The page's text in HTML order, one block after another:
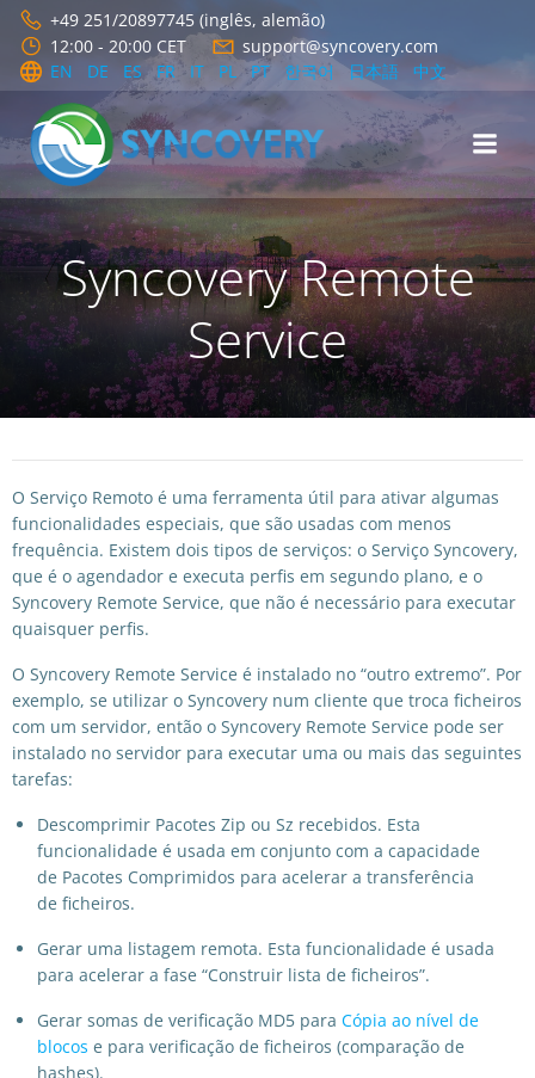
Skip
content
+49 251/20897745 (inglês, alemão)
12:00 - 20:00 CET
support@syncovery.com
EN
DE ES FR IT PL PT 한국어 日本語 中文
Syncovery Remote
Service
O Serviço Remoto é uma ferramenta útil para ativar algumas
funcionalidades especiais, que são usadas com menos
frequência. Existem dois tipos de serviços: o Serviço Syncovery,
que é o agendador e executa perfis em segundo plano, e o
Syncovery Remote Service, que não é necessário para executar
quaisquer perfis.
O Syncovery Remote Service é instalado no “outro extremo”. Por
exemplo, se utilizar o Syncovery num cliente que troca ficheiros
com um servidor, então o Syncovery Remote Service pode ser
instalado no servidor para executar uma ou mais das seguintes
tarefas:
Descomprimir Pacotes Zip ou Sz recebidos. Esta
funcionalidade é usada em conjunto com a capacidade
de Pacotes Comprimidos para acelerar a transferência
de ficheiros.
Gerar uma listagem remota. Esta funcionalidade é usada
para acelerar a fase “Construir lista de ficheiros”.
Gerar somas de verificação MD5 para Cópia ao nível de
blocos e para verificação de ficheiros (comparação de
hashes).